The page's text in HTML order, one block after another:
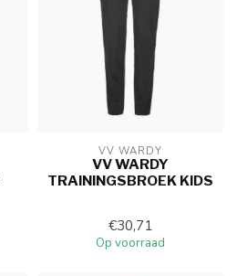
VV WARDY
VV WARDY
TRAININGSBROEK KIDS
€30,71
Op voorraad